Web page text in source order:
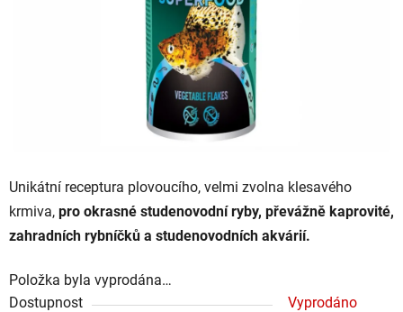
Unikátní receptura plovoucího, velmi zvolna klesavého
krmiva, pro okrasné studenovodní ryby, převážně kaprovité,
zahradních rybníčků a studenovodních akvárií.
Položka byla vyprodána…
Dostupnost
Vyprodáno